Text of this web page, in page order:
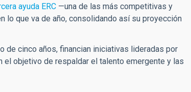
ayuda ERC —una de las más competitivas y
lo que va de año, consolidando así su proyección
de cinco años, financian iniciativas lideradas por
objetivo de respaldar el talento emergente y las